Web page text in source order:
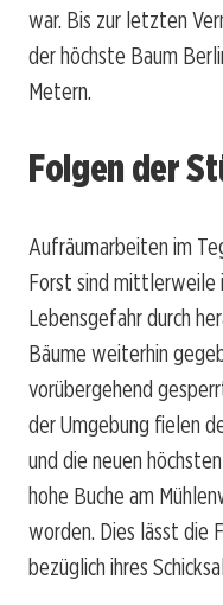
war. Bis zur letzten
der höchste Baum
Metern.
Folgen der
Aufräumarbeiten im
Forst sind mittlerweile
Lebensgefahr durch
Bäume weiterhin
vorübergehend
der Umgebung fielen
und die neuen
hohe Buche am
worden. Dies lässt die
bezüglich ihres